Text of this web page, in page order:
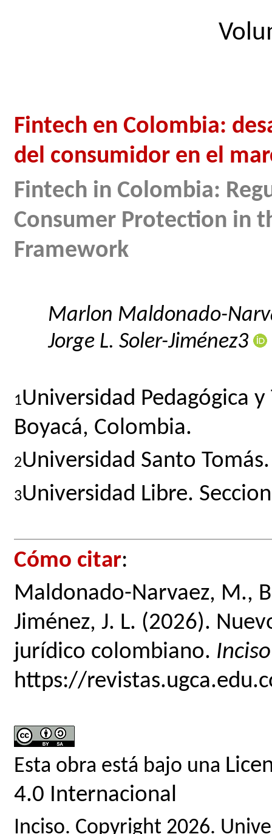
Fintech en Colombia:
del consumidor en el
Fintech in Colombia:
Consumer Protection in
Framework
Marlon Maldonado-
Jorge L. Soler-Jiménez3
1Universidad Pedagógica
Boyacá, Colombia.
2Universidad Santo
3Universidad Libre.
Cómo citar:
Maldonado-Narvaez, M.,
Jiménez, J. L. (2026).
jurídico colombiano. Inciso
https://
Esta obra está bajo una
4.0 Internacional
Inciso. Copyright 2026.